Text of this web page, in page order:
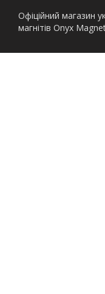
Офіційний магазин
магнітів Onyx